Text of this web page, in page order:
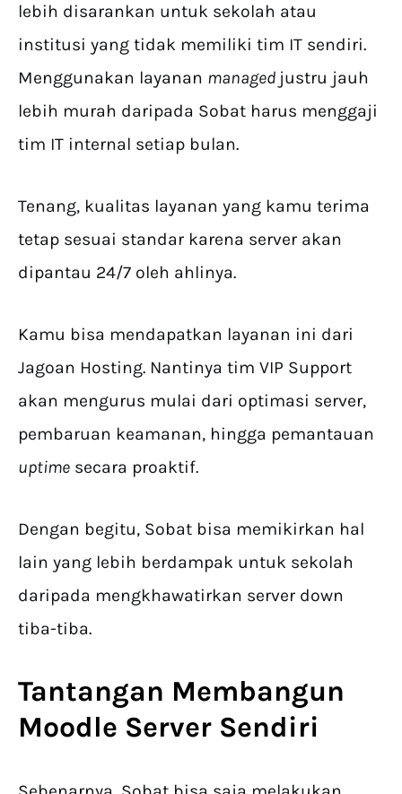
lebih disarankan untuk sekolah atau
institusi yang tidak memiliki tim IT sendiri.
Menggunakan layanan managed justru jauh
lebih murah daripada Sobat harus menggaji
tim IT internal setiap bulan.
Tenang, kualitas layanan yang kamu terima
tetap sesuai standar karena server akan
dipantau 24/7 oleh ahlinya.
Kamu bisa mendapatkan layanan ini dari
Jagoan Hosting. Nantinya tim VIP Support
akan mengurus mulai dari optimasi server,
pembaruan keamanan, hingga pemantauan
uptime secara proaktif.
Dengan begitu, Sobat bisa memikirkan hal
lain yang lebih berdampak untuk sekolah
daripada mengkhawatirkan server down
tiba-tiba.
Tantangan Membangun
Moodle Server Sendiri